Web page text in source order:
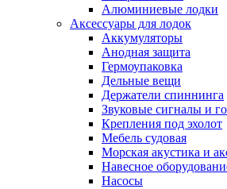
Алюминиевые лодки
Аксессуары для лодок
Аккумуляторы
Анодная защита
Гермоупаковка
Дельные вещи
Держатели спиннинга
Звуковые сигналы и
Крепления под эхолот
Мебель судовая
Морская акустика и
Навесное
Насосы